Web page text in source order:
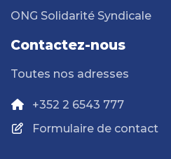
ONG Solidarité Syndicale
Contactez-nous
Toutes nos adresses
+352 2 6543 777
Formulaire de contact